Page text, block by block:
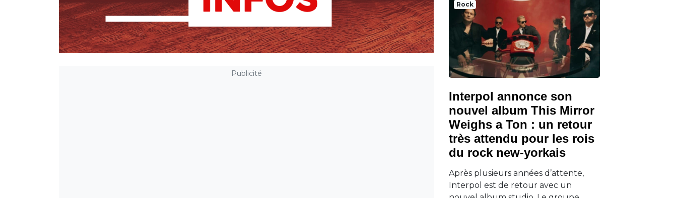
Publicité
Rock
Interpol annonce son
nouvel album This Mirror
Weighs a Ton : un retour
très attendu pour les rois
du rock new-yorkais
Après plusieurs années d’attente,
Interpol est de retour avec un